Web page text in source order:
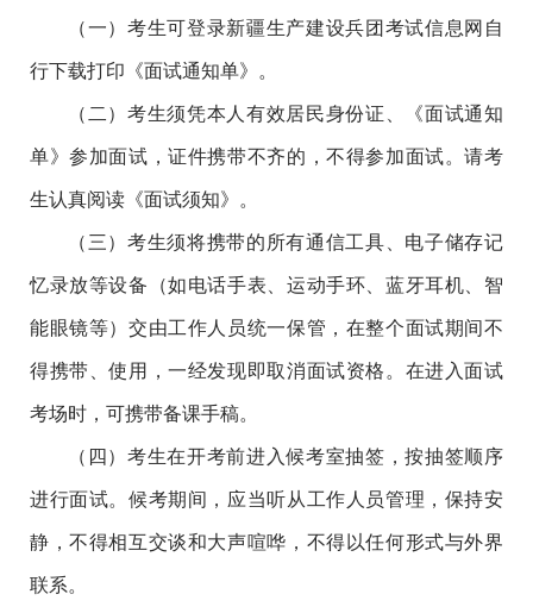
（一）考生可登录新疆生产建设兵团考试信息网自
行下载打印《面试通知单》。
（二）考生须凭本人有效居民身份证、《面试通知
单》参加面试，证件携带不齐的，不得参加面试。请考
生认真阅读《面试须知》。
（三）考生须将携带的所有通信工具、电子储存记
忆录放等设备（如电话手表、运动手环、蓝牙耳机、智
能眼镜等）交由工作人员统一保管，在整个面试期间不
得携带、使用，一经发现即取消面试资格。在进入面试
考场时，可携带备课手稿。
（四）考生在开考前进入候考室抽签，按抽签顺序
进行面试。候考期间，应当听从工作人员管理，保持安
静，不得相互交谈和大声喧哗，不得以任何形式与外界
联系。